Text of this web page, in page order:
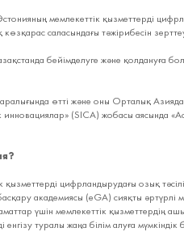
мемлекеттік қызметтерді
көзқарас саласындағы тәжірибесін
бейімделуге және қолдануға
өтті және оны Орталық
инновациялар» (SICA) жобасы аясында
қызметтерді цифрландырудағы озық
академиясы (eGA) сияқты әртүрлі
үшін мемлекеттік қызметтердің
туралы жаңа білім алуға мүмкіндік